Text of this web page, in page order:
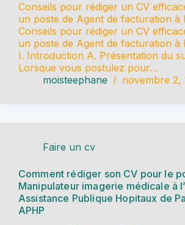
Conseils pour rédiger un CV
un poste de Agent de facturation à
Conseils pour rédiger un CV
un poste de Agent de facturation à
I. Introduction A. Présentation du
Lorsque vous postulez pour…
moisteephane
novembre 2,
Faire un cv
Comment rédiger son CV pour le
Manipulateur imagerie médicale à l’
Assistance Publique Hopitaux de
APHP